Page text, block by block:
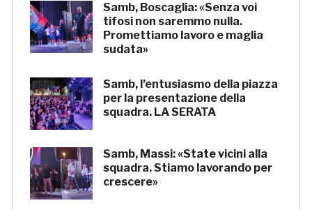
Samb, Boscaglia: «Senza voi
tifosi non saremmo nulla.
Promettiamo lavoro e maglia
sudata»
Samb, l’entusiasmo della piazza
per la presentazione della
squadra. LA SERATA
Samb, Massi: «State vicini alla
squadra. Stiamo lavorando per
crescere»